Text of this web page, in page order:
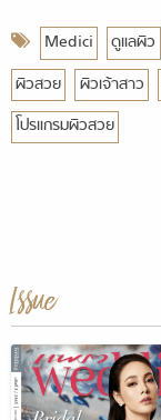
Medici ดูแลผิว
ผิวสวย
ผิวเจ้าสาว
โปรแกรมผิวสวย
Issue